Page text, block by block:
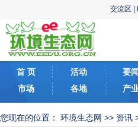
交流区
首 页 活动 要闻
市场
各地 产
您现在的位置： 环境生态网 >> 资讯